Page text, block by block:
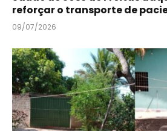
reforçar o transporte de
09/07/2026